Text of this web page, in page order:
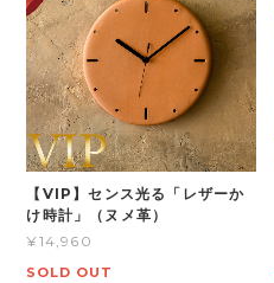
【VIP】センス光る「レザーか
け時計」（ヌメ革）
¥14,960
SOLD OUT